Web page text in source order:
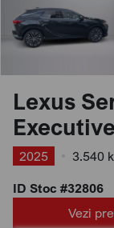
Lexus
2025 3.540
ID Stoc #32806
Vezi